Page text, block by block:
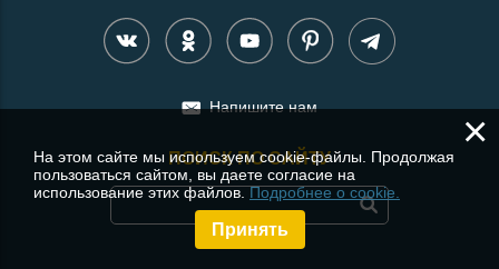
Напишите нам
ПОИСК ПО САЙТУ
×
На этом сайте мы используем cookie-файлы. Продолжая
пользоваться сайтом, вы даете согласие на
использование этих файлов.Подробнее о cookie.
Принять